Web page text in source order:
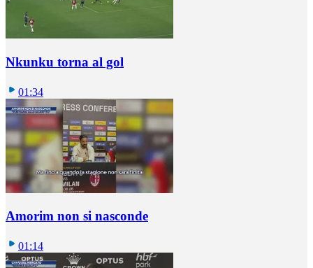
Nkunku torna al gol
01:34
Amorim non si nasconde
01:14